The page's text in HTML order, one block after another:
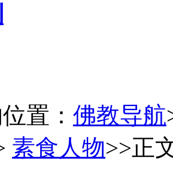
置： 佛教导航
素食人物>>正